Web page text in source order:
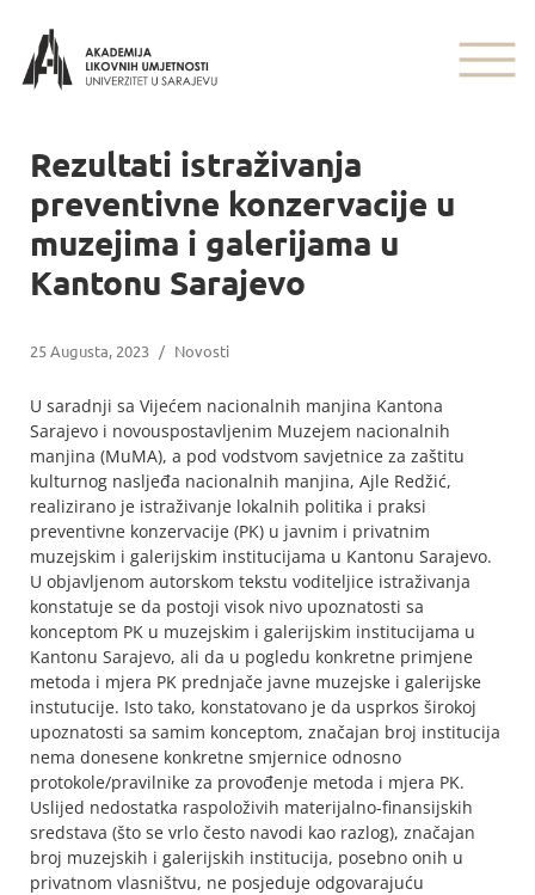
Rezultati istraživanja
preventivne konzervacije u
muzejima i galerijama u
Kantonu Sarajevo
25 Augusta, 2023 / Novosti
U saradnji sa Vijećem nacionalnih manjina Kantona
Sarajevo i novouspostavljenim Muzejem nacionalnih
manjina (MuMA), a pod vodstvom savjetnice za zaštitu
kulturnog nasljeđa nacionalnih manjina, Ajle Redžić,
realizirano je istraživanje lokalnih politika i praksi
preventivne konzervacije (PK) u javnim i privatnim
muzejskim i galerijskim institucijama u Kantonu Sarajevo.
U objavljenom autorskom tekstu voditeljice istraživanja
konstatuje se da postoji visok nivo upoznatosti sa
konceptom PK u muzejskim i galerijskim institucijama u
Kantonu Sarajevo, ali da u pogledu konkretne primjene
metoda i mjera PK prednjače javne muzejske i galerijske
instutucije. Isto tako, konstatovano je da usprkos širokoj
upoznatosti sa samim konceptom, značajan broj institucija
nema donesene konkretne smjernice odnosno
protokole/pravilnike za provođenje metoda i mjera PK.
Uslijed nedostatka raspoloživih materijalno-finansijskih
sredstava (što se vrlo često navodi kao razlog), značajan
broj muzejskih i galerijskih institucija, posebno onih u
privatnom vlasništvu, ne posjeduje odgovarajuću